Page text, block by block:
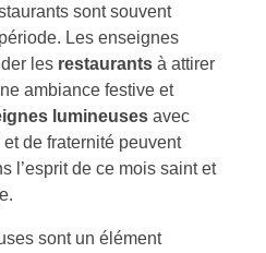
sont souvent
Les enseignes
les restaurants à attirer
ambiance festive et
lumineuses avec
de fraternité peuvent
l’esprit de ce mois saint et
sont un élément